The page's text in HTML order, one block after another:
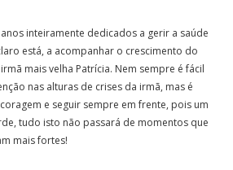
inteiramente dedicados a gerir a saúde
está, a acompanhar o crescimento do
mais velha Patrícia. Nem sempre é fácil
nas alturas de crises da irmã, mas é
e seguir sempre em frente, pois um
tudo isto não passará de momentos que
mais fortes!